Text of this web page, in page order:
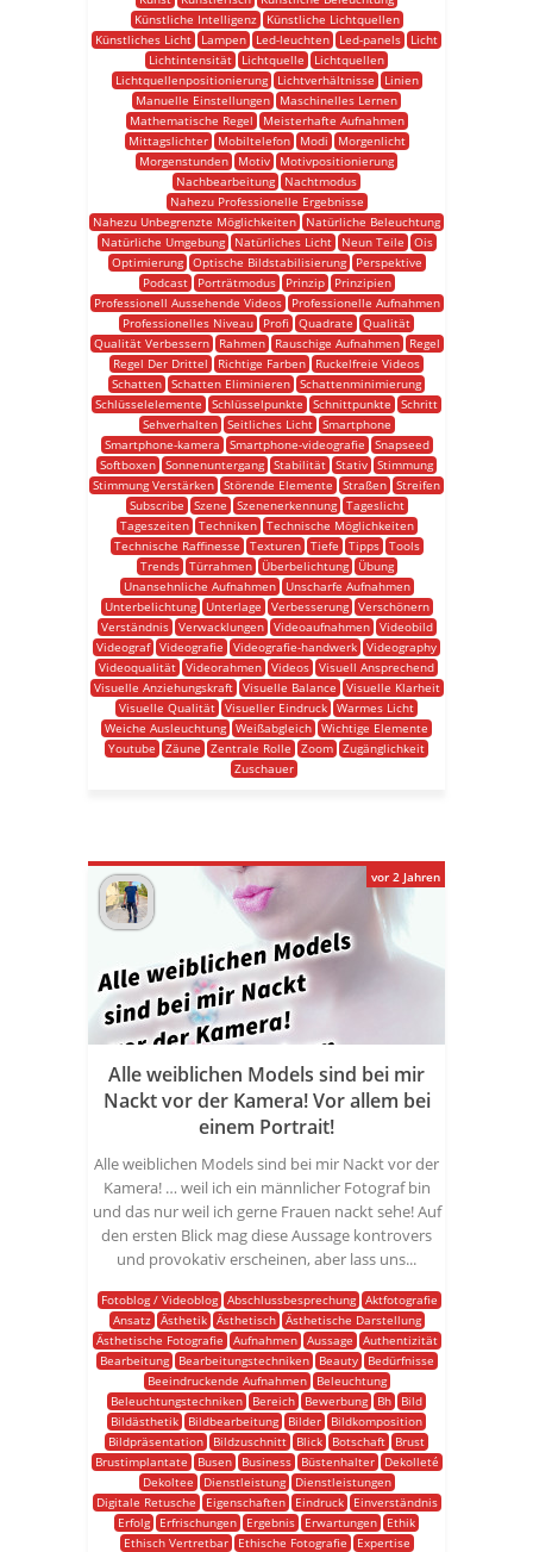
Künstliche Intelligenz
Künstliche Lichtquellen
Künstliches Licht
Lampen Led-leuchten Led-panels
Licht
Lichtintensität
Lichtquelle
Lichtquellen
Lichtquellenpositionierung
Lichtverhältnisse
Linien
Manuelle Einstellungen
Maschinelles Lernen
Mathematische Regel
Meisterhafte Aufnahmen
Mittagslichter
Mobiltelefon Modi
Morgenlicht
Morgenstunden
Motiv
Motivpositionierung
Nachbearbeitung
Nachtmodus
Nahezu Professionelle Ergebnisse
Nahezu Unbegrenzte Möglichkeiten
Natürliche Beleuchtung
Natürliche Umgebung
Natürliches Licht Neun Teile
Ois
Optimierung
Optische Bildstabilisierung
Perspektive
Podcast
Porträtmodus Prinzip
Prinzipien
Professionell Aussehende Videos
Professionelle Aufnahmen
Professionelles Niveau
Profi Quadrate
Qualität
Qualität Verbessern
Rahmen Rauschige Aufnahmen
Regel
Regel Der Drittel
Richtige Farben
Ruckelfreie Videos
Schatten Schatten Eliminieren Schattenminimierung
Schlüsselelemente
Schlüsselpunkte Schnittpunkte
Schritt
Sehverhalten
Seitliches Licht
Smartphone
Smartphone-kamera
Smartphone-videografie
Snapseed
Softboxen Sonnenuntergang Stabilität Stativ Stimmung
Stimmung Verstärken Störende Elemente Straßen Streifen
Subscribe
Szene Szenenerkennung
Tageslicht
Tageszeiten
Techniken
Technische Möglichkeiten
Technische Raffinesse
Texturen Tiefe Tipps
Tools
Trends
Türrahmen Überbelichtung
Übung
Unansehnliche Aufnahmen
Unscharfe Aufnahmen
Unterbelichtung
Unterlage Verbesserung
Verschönern
Verständnis
Verwacklungen Videoaufnahmen
Videobild
Videograf Videografie Videografie-handwerk Videography
Videoqualität Videorahmen Videos Visuell Ansprechend
Visuelle Anziehungskraft
Visuelle Balance
Visuelle Klarheit
Visuelle Qualität Visueller Eindruck Warmes Licht
Weiche Ausleuchtung Weißabgleich Wichtige Elemente
Youtube
Zäune Zentrale Rolle Zoom Zugänglichkeit
Zuschauer
Alle weiblichen Models sind bei mir
Nackt vor der Kamera! Vor allem bei
einem Portrait!
Alle weiblichen Models sind bei mir Nackt vor der
Kamera! … weil ich ein männlicher Fotograf bin
und das nur weil ich gerne Frauen nackt sehe! Auf
den ersten Blick mag diese Aussage kontrovers
und provokativ erscheinen, aber lass uns...
Fotoblog / Videoblog Abschlussbesprechung Aktfotografie
Ansatz
Ästhetik Ästhetisch
Ästhetische Darstellung
Ästhetische Fotografie
Aufnahmen Aussage
Authentizität
Bearbeitung
Bearbeitungstechniken Beauty
Bedürfnisse
Beeindruckende Aufnahmen
Beleuchtung
Beleuchtungstechniken
Bereich Bewerbung Bh
Bild
Bildästhetik
Bildbearbeitung Bilder
Bildkomposition
Bildpräsentation
Bildzuschnitt Blick Botschaft
Brust
Brustimplantate
Busen Business Büstenhalter
Dekolleté
Dekoltee
Dienstleistung
Dienstleistungen
Digitale Retusche
Eigenschaften Eindruck
Einverständnis
Erfolg
Erfrischungen Ergebnis Erwartungen
Ethik
Ethisch Vertretbar
Ethische Fotografie Expertise
vor 2 Jahren